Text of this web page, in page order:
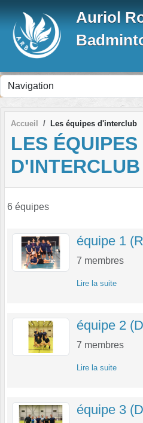
Auriol
Accueil Les équipes d'interclub
LES ÉQUIPES
D'INTERCLUB
6 équipes
équipe 1
7 membres
Lire la suite
équipe 2
7 membres
Lire la suite
équipe 3